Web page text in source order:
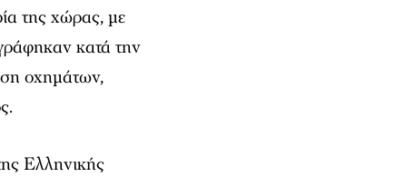
της χώρας, με
κατά την
οχημάτων,
Ελληνικής